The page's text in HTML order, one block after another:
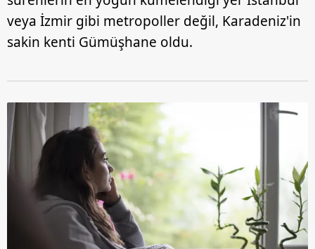
veya İzmir gibi metropoller değil, Karadeniz'in
sakin kenti Gümüşhane oldu.